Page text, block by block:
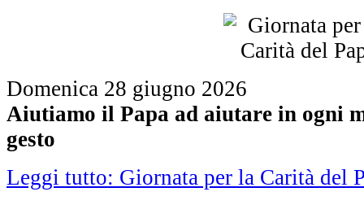
Domenica 28 giugno 2026
Aiutiamo il Papa ad aiutare in ogni
gesto
Leggi tutto: Giornata per la Carità del